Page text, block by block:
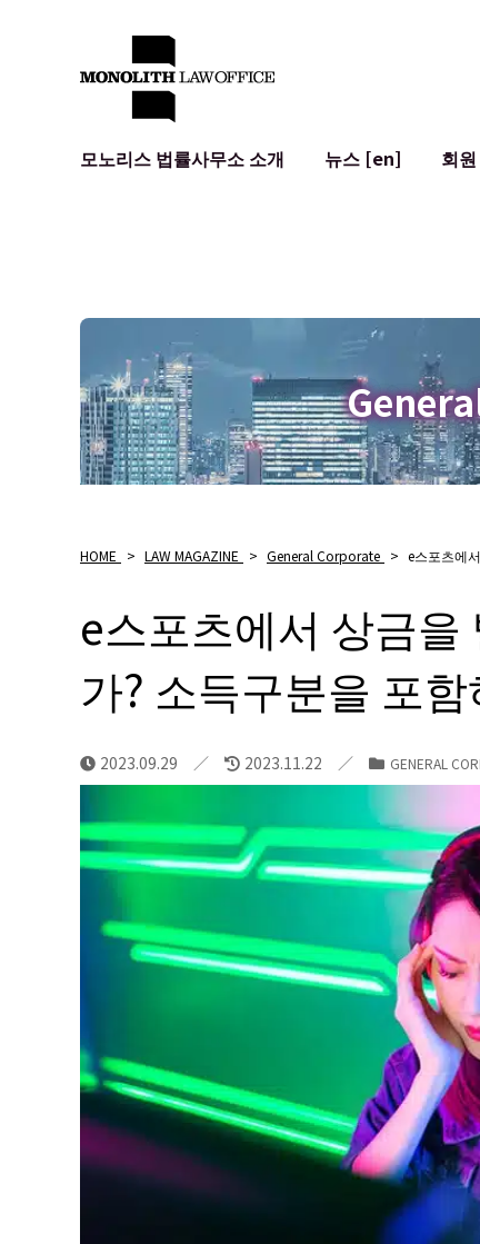
모노리스 법률사무소 소개
뉴스 [en] 회
개인정보 보호
광고 리뷰
사이버 범죄
HOME > LAW MAGAZINE > General Corporate > e스포츠에
e스포츠에서 상금을
가? 소득구분을 포
2023.09.29 2023.11.22 GENERAL